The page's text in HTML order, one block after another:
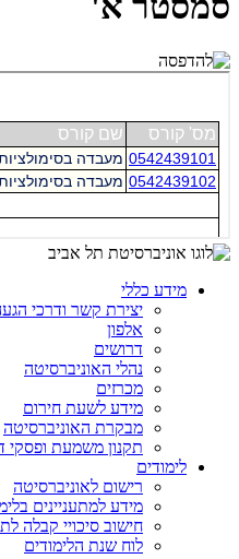
מידע כללי
יצירת קשר ודרכי
אלפון
דרושים
נהלי האוניברסיטה
מכרזים
מידע לשעת חירום
מבקרת האוניברסיטה
תקנון משמעת ופסקי
לימודים
רישום לאוניברסיטה
מידע למתעניינים
חישוב סיכויי קבלה
לוח שנת הלימודים